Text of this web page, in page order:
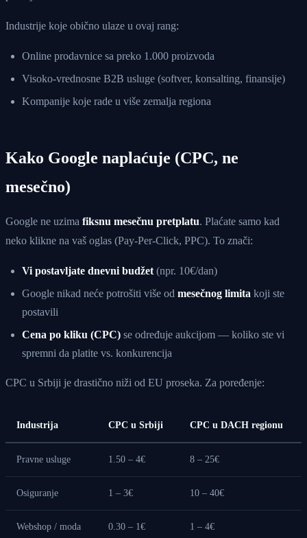
Industrije koje obično ulaze u ovaj rang:
Online prodavnice sa preko 1.000 proizvoda
Visoko-vrednosne B2B usluge (softver, konsalting, finansije)
Kompanije koje rade u više zemalja regiona
Kako Google naplaćuje (CPC, ne
mesečno)
Google ne uzima fiksnu mesečnu pretplatu. Plaćate samo kad
neko klikne na vaš oglas (Pay-Per-Click, PPC). To znači:
Vi postavljate dnevni budžet (npr. 10€/dan)
Google nikad neće potrošiti više od mesečnog limita koji ste
postavili
Cena po kliku (CPC) se određuje aukcijom — koliko ste vi
spremni da platite vs. konkurencija
CPC u Srbiji je drastično niži od EU proseka. Za poređenje:
Industrija CPC u Srbiji CPC u DACH regionu
Pravne usluge 1.50 – 4€ 8 – 25€
Osiguranje 1 – 3€ 10 – 40€
Webshop / moda 0.30 – 1€ 1 – 4€